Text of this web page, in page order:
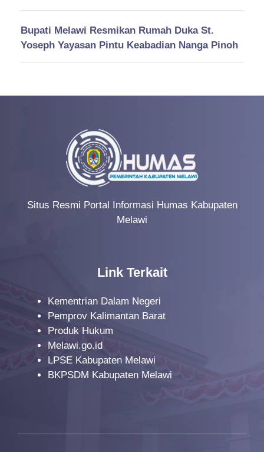
Bupati Melawi Resmikan Rumah Duka St.
Yoseph Yayasan Pintu Keabadian Nanga Pinoh
Situs Resmi Portal Informasi Humas Kabupaten
Melawi
Link Terkait
Kementrian Dalam Negeri
Pemprov Kalimantan Barat
Produk Hukum
Melawi.go.id
LPSE Kabupaten Melawi
BKPSDM Kabupaten Melawi